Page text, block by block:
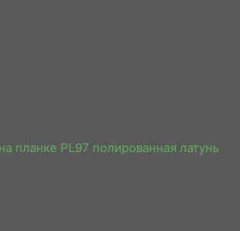
планке PL97 полированная латунь